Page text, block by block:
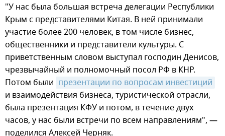
"У нас была большая встреча делегации Республики
Крым с представителями Китая. В ней принимали
участие более 200 человек, в том числе бизнес,
общественники и представители культуры. С
приветственным словом выступал господин Денисов,
чрезвычайный и полномочный посол РФ в КНР.
Потом были презентации по вопросам инвестиций
и взаимодействия бизнеса, туристической отрасли,
была презентация КФУ и потом, в течение двух
часов, у нас были встречи по всем направлениям", —
поделился Алексей Черняк.